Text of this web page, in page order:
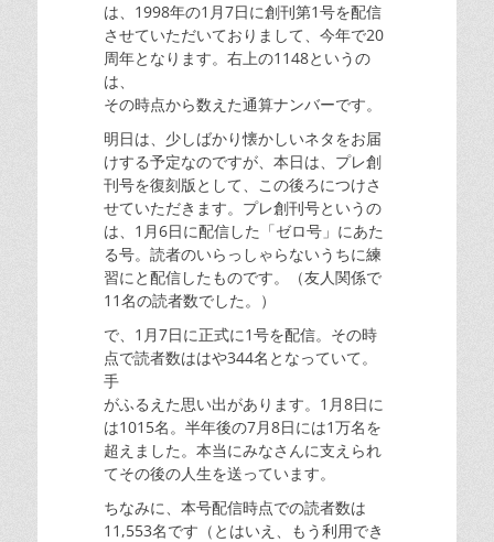
は、1998年の1月7日に創刊第1号を配信
させていただいておりまして、今年で20
周年となります。右上の1148というの
は、
その時点から数えた通算ナンバーです。
明日は、少しばかり懐かしいネタをお届
けする予定なのですが、本日は、プレ創
刊号を復刻版として、この後ろにつけさ
せていただきます。プレ創刊号というの
は、1月6日に配信した「ゼロ号」にあた
る号。読者のいらっしゃらないうちに練
習にと配信したものです。（友人関係で
11名の読者数でした。）
で、1月7日に正式に1号を配信。その時
点で読者数ははや344名となっていて。
手
がふるえた思い出があります。1月8日に
は1015名。半年後の7月8日には1万名を
超えました。本当にみなさんに支えられ
てその後の人生を送っています。
ちなみに、本号配信時点での読者数は
11,553名です（とはいえ、もう利用でき